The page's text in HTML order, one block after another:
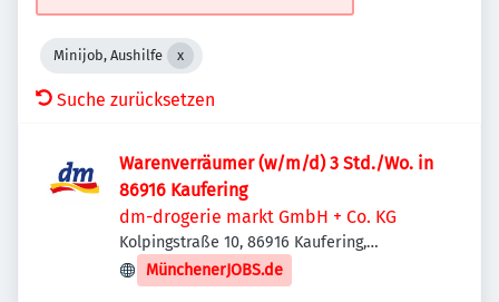
Minijob, Aushilfe
Suche zurücksetzen
Warenverräumer (w/m/d) 3 Std./Wo. in
86916 Kaufering
dm-drogerie markt GmbH + Co. KG
Kolpingstraße 10, 86916 Kaufering,
Deutschland
MünchenerJOBS.de